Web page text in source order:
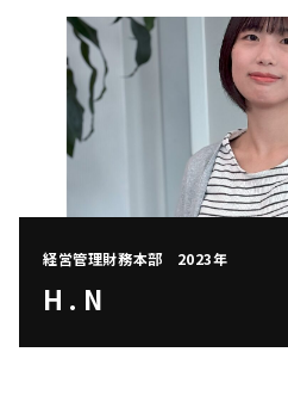
経営管理財務本部 2023年
H.N